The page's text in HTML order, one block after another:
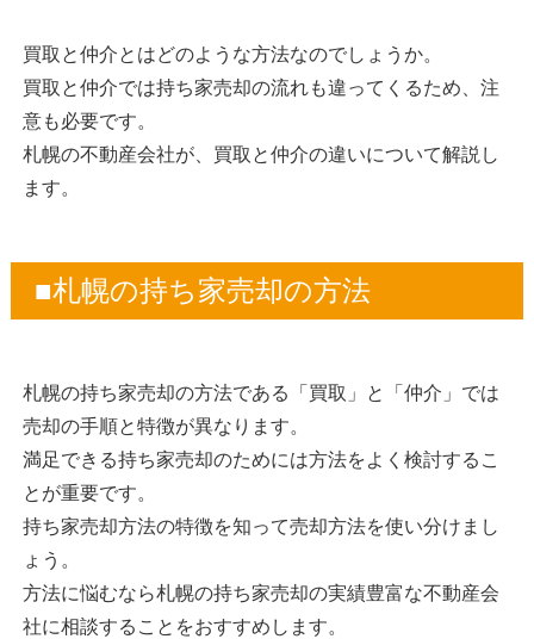
買取と仲介とはどのような方法なのでしょうか。
買取と仲介では持ち家売却の流れも違ってくるため、注
意も必要です。
札幌の不動産会社が、買取と仲介の違いについて解説し
ます。
■札幌の持ち家売却の方法
札幌の持ち家売却の方法である「買取」と「仲介」では
売却の手順と特徴が異なります。
満足できる持ち家売却のためには方法をよく検討するこ
とが重要です。
持ち家売却方法の特徴を知って売却方法を使い分けまし
ょう。
方法に悩むなら札幌の持ち家売却の実績豊富な不動産会
社に相談することをおすすめします。